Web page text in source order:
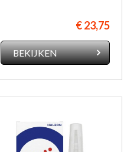
€ 23,75
BEKIJKEN